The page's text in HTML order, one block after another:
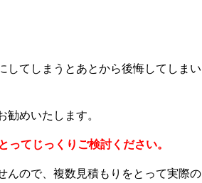
してしまうとあとから後悔してしまい
めいたします。
てじっくりご検討ください。
んので、複数見積もりをとって実際の